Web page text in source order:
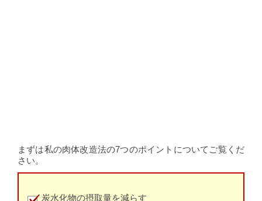
まずは私の肉体改造法の7つのポイントについてご覧くだ
さい。
炭水化物の摂取量を減らす